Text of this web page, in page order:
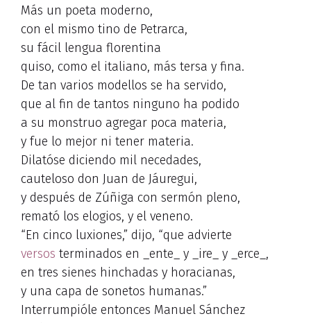
Más un poeta moderno,
con el mismo tino de Petrarca,
su fácil lengua florentina
quiso, como el italiano, más tersa y fina.
De tan varios modellos se ha servido,
que al fin de tantos ninguno ha podido
a su monstruo agregar poca materia,
y fue lo mejor ni tener materia.
Dilatóse diciendo mil necedades,
cauteloso don Juan de Jáuregui,
y después de Zúñiga con sermón pleno,
remató los elogios, y el veneno.
“En cinco luxiones,” dijo, “que advierte
versos terminados en _ente_ y _ire_ y _erce_,
en tres sienes hinchadas y horacianas,
y una capa de sonetos humanas.”
Interrumpióle entonces Manuel Sánchez